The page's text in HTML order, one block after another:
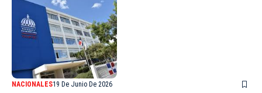
NACIONALES19 De Junio De 2026